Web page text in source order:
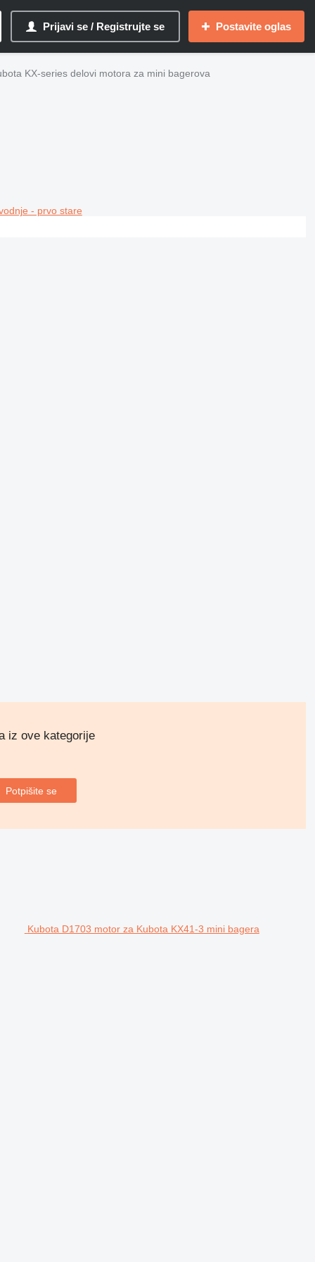
Prijavi se / Registrujte se Postavite oglas
KX-series delovi motora za mini bagerova
- prvo stare
iz ove kategorije
Potpišite se
Kubota D1703 motor za Kubota KX41-3 mini bagera